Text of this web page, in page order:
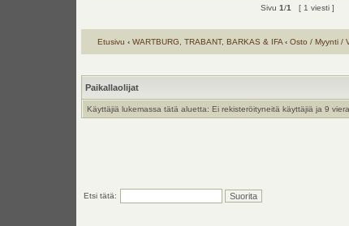
Sivu1/1 [ 1 viesti ]
Etusivu ‹ WARTBURG, TRABANT, BARKAS & IFA ‹ Osto / Myynti /
Paikallaolijat
Käyttäjiä lukemassa tätä aluetta: Ei rekisteröityneitä käyttäjiä ja 9
Etsi tätä: